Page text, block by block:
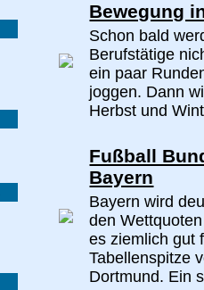
Bewegung
Schon bald
Berufstätige
ein paar
joggen. Dann
Herbst und
Fußball
Bayern
Bayern wird
den
es ziemlich gut
Tabellenspitze
Dortmund. Ein